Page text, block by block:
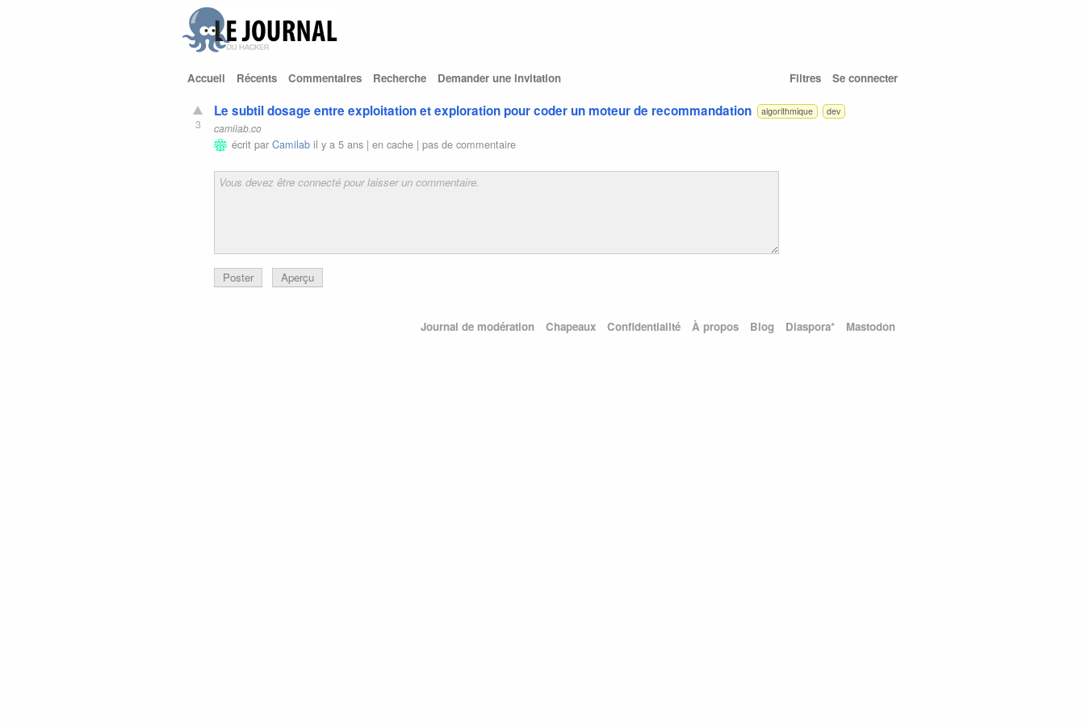
Accueil Récents Commentaires Recherche Demander une invitation Filtres Se connecter
3
Le subtil dosage entre exploitation et exploration pour coder un moteur de recommandation algorithmique dev
camilab.co
écrit parCamilab il y a 5 ans |en cache |pas de commentaire
Poster Aperçu
Journal de modération Chapeaux Confidentialité À propos Blog Diaspora* Mastodon